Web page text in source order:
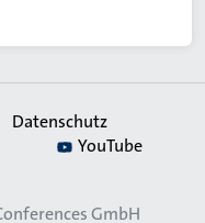
Datenschutz
YouTube
GmbH